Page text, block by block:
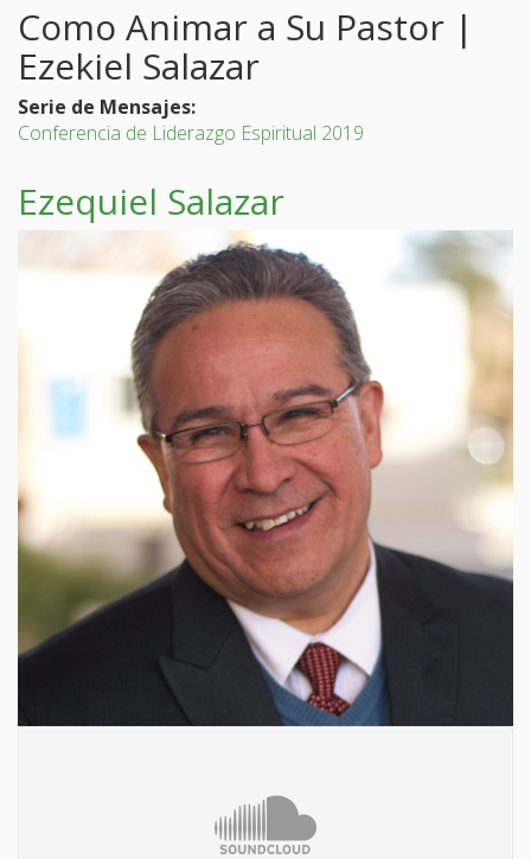
Como Animar a Su Pastor |
Ezekiel Salazar
Serie de Mensajes:
Conferencia de Liderazgo Espiritual 2019
Ezequiel Salazar